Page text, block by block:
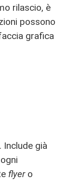
rilascio, è
possono
grafica
Include già
flyero